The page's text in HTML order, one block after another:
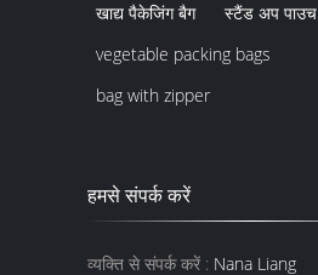
खाद्य पैकेजिंग बैग
स्टैंड अप पाउच
vegetable packing bags
bag with zipper
हमसे संपर्क करें
व्यक्ति से संपर्क करें : Nana Liang